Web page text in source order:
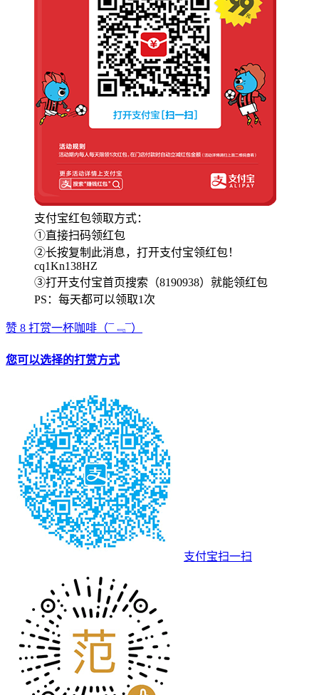
支付宝红包领取方式：
①直接扫码领红包
②长按复制此消息，打开支付宝领红包！
cq1Kn138HZ
③打开支付宝首页搜索（8190938）就能领红包
PS：每天都可以领取1次
赞 8 打赏一杯咖啡 （¯﹃¯）
您可以选择的打赏方式
支付宝扫一扫